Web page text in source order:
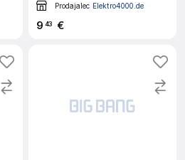
Prodajalec Elektro4000.de
9 43 €